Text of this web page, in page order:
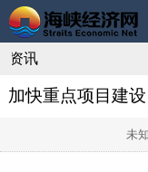
资讯
加快重点项目建
未